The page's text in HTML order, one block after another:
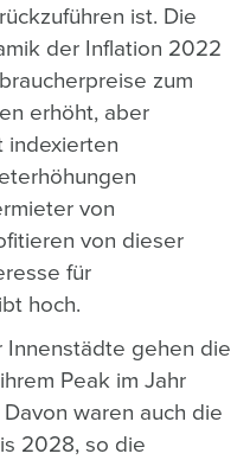
ist. Die
der Inflation 2022
zum
erhöht, aber
indexierten
von
von dieser
für
hoch.
gehen die
Peak im Jahr
waren auch die
2028, so die